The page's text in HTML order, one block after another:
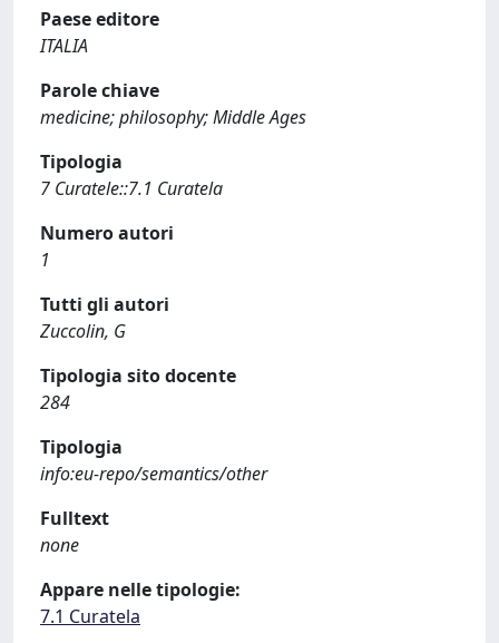
Paese editore
ITALIA
Parole chiave
medicine; philosophy; Middle Ages
Tipologia
7 Curatele::7.1 Curatela
Numero autori
1
Tutti gli autori
Zuccolin, G
Tipologia sito docente
284
Tipologia
info:eu-repo/semantics/other
Fulltext
none
Appare nelle tipologie:
7.1 Curatela